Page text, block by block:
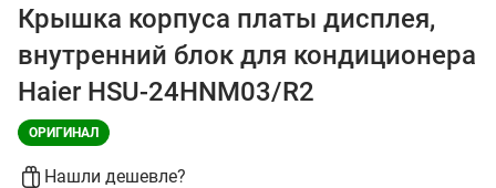
Крышка корпуса платы дисплея,
внутренний блок для кондиционера
Haier HSU-24HNM03/R2
ОРИГИНАЛ
Нашли дешевле?